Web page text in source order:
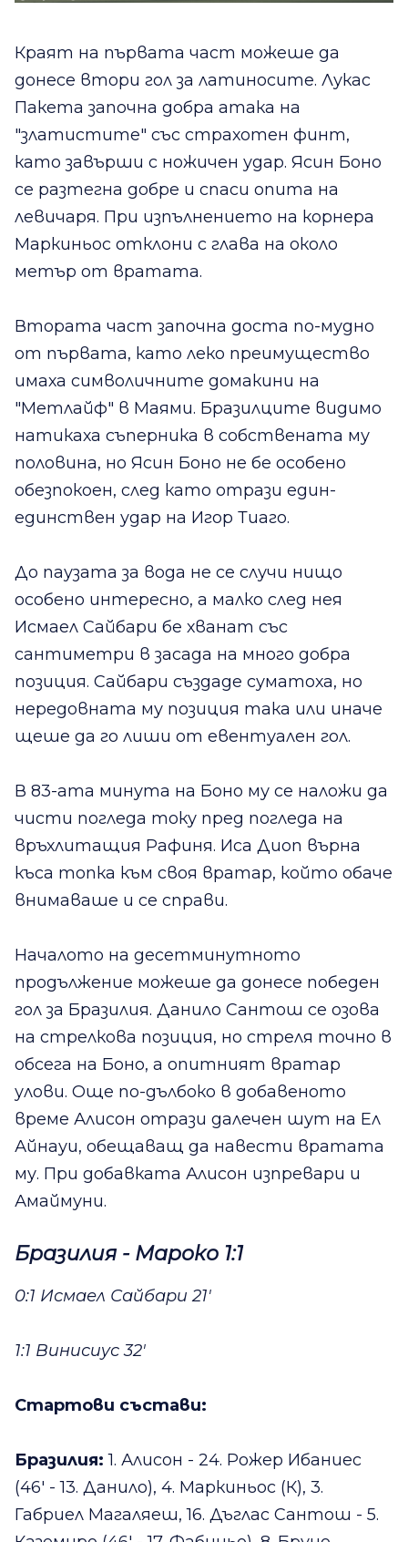
Краят на първата част можеше да
донесе втори гол за латиносите. Лукас
Пакета започна добра атака на
"златистите" със страхотен финт,
като завърши с ножичен удар. Ясин Боно
се разтегна добре и спаси опита на
левичаря. При изпълнението на корнера
Маркиньос отклони с глава на около
метър от вратата.
Втората част започна доста по-мудно
от първата, като леко преимущество
имаха символичните домакини на
"Метлайф" в Маями. Бразилците видимо
натикаха съперника в собствената му
половина, но Ясин Боно не бе особено
обезпокоен, след като отрази един-
единствен удар на Игор Тиаго.
До паузата за вода не се случи нищо
особено интересно, а малко след нея
Исмаел Сайбари бе хванат със
сантиметри в засада на много добра
позиция. Сайбари създаде суматоха, но
нередовната му позиция така или иначе
щеше да го лиши от евентуален гол.
В 83-ата минута на Боно му се наложи да
чисти погледа току пред погледа на
връхлитащия Рафиня. Иса Диоп върна
къса топка към своя вратар, който обаче
внимаваше и се справи.
Началото на десетминутното
продължение можеше да донесе победен
гол за Бразилия. Данило Сантош се озова
на стрелкова позиция, но стреля точно в
обсега на Боно, а опитният вратар
улови. Още по-дълбоко в добавеното
време Алисон отрази далечен шут на Ел
Айнауи, обещаващ да навести вратата
му. При добавката Алисон изпревари и
Амаймуни.
Бразилия - Мароко 1:1
0:1 Исмаел Сайбари 21'
1:1 Винисиус 32'
Стартови състави:
Бразилия: 1. Алисон - 24. Рожер Ибаниес
(46' - 13. Данило), 4. Маркиньос (К), 3.
Габриел Магаляеш, 16. Дъглас Сантош - 5.